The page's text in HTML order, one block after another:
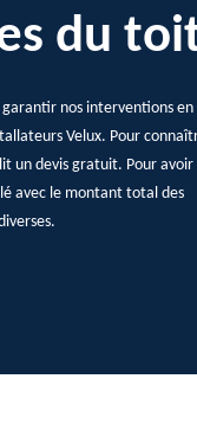
du
nos interventions en
Velux. Pour
un devis gratuit. Pour avoir
avec le montant total des